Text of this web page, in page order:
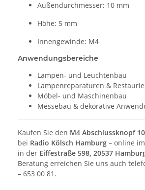
Außendurchmesser: 10 mm
Höhe: 5 mm
Innengewinde: M4
Anwendungsbereiche
Lampen- und Leuchtenbau
Lampenreparaturen &
Möbel- und Maschinenbau
Messebau & dekorative
Kaufen Sie den M4 Abschlussknopf
bei Radio Kölsch Hamburg – online
in der Eiffestraße 598, 20537
Beratung erreichen Sie uns auch
– 653 00 81.